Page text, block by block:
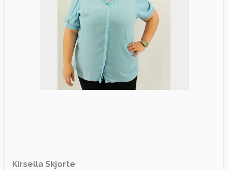
Kirsella Skjorte